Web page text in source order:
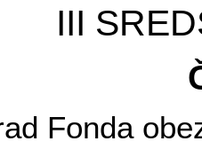
III
Fonda